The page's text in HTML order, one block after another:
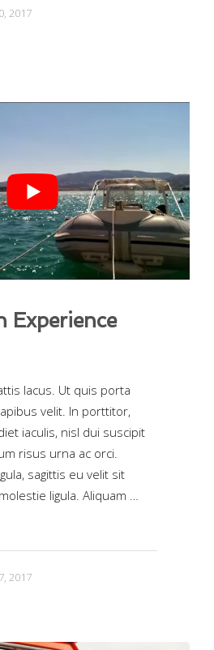
2017
Experience
lacus. Ut quis porta
velit. In porttitor,
iaculis, nisl dui suscipit
risus urna ac orci.
sagittis eu velit sit
ligula. Aliquam …
2017